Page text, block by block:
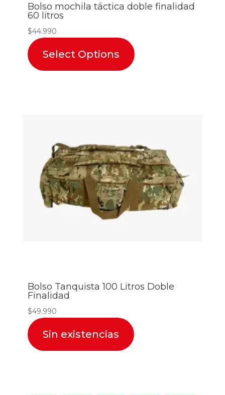
Bolso mochila táctica doble finalidad
60 litros
$44.990
Select Options
Bolso Tanquista 100 Litros Doble
Finalidad
$49.990
Sin existencias